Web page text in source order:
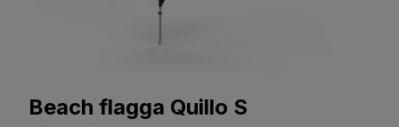
Beach flagga Quillo S